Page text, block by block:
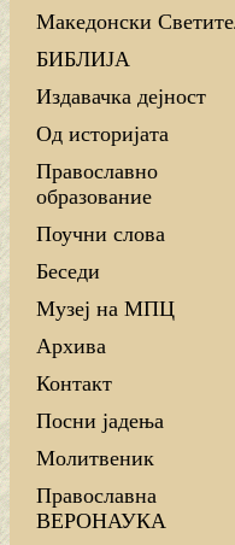
Македонски
БИБЛИЈА
Издавачка дејност
Од историјата
Православно
образование
Поучни слова
Беседи
Музеј на МПЦ
Архива
Контакт
Посни јадења
Молитвеник
Православна
ВЕРОНАУКА